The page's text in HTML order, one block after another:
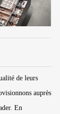
de leurs
auprès
En